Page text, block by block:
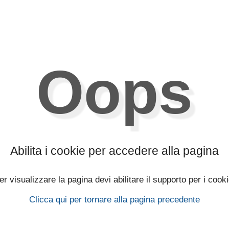
Oops
Abilita i cookie per accedere alla pagina
visualizzare la pagina devi abilitare il supporto per i
Clicca qui per tornare alla pagina precedente